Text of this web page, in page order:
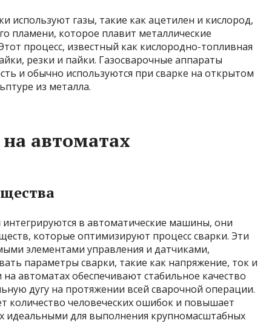
используют газы, такие как ацетилен и кислород,
пламени, которое плавит металлические
процесс, известный как кислородно-топливная
резки и пайки. Газосварочные аппараты
и обычно используются при сварке на открытом
из металла.
автоматах
в автоматические машины, они
которые оптимизируют процесс сварки. Эти
элементами управления и датчиками,
параметры сварки, такие как напряжение, ток и
автоматах обеспечивают стабильное качество
дугу на протяжении всей сварочной операции.
количество человеческих ошибок и повышает
идеальными для выполнения крупномасштабных